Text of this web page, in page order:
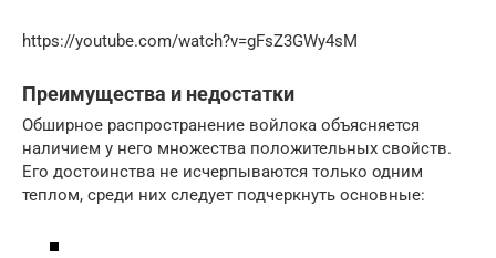
https://youtube.com/watch?v=gFsZ3GWy4sM
Преимущества и недостатки
Обширное распространение войлока объясняется
наличием у него множества положительных свойств.
Его достоинства не исчерпываются только одним
теплом, среди них следует подчеркнуть основные: